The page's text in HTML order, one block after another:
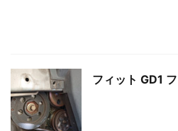
フィット GD1